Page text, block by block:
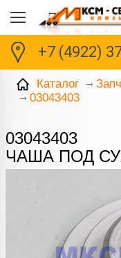
+7 (4922)
Каталог
03043403
03043403
ЧАША ПОД